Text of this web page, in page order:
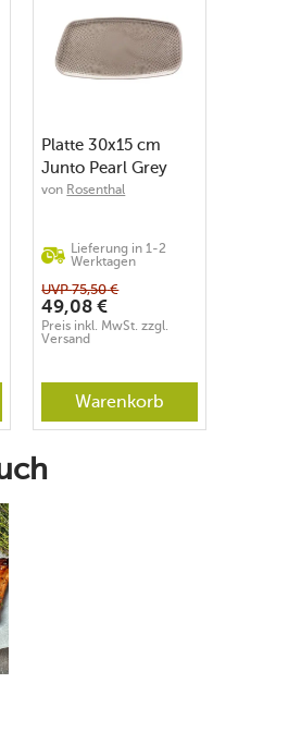
Platte 30x15 cm
Junto Pearl Grey
von Rosenthal
Lieferung in 1-2
Werktagen
UVP75,50 €
49,08 €
Preis inkl. MwSt. zzgl.
Versand
Warenkorb